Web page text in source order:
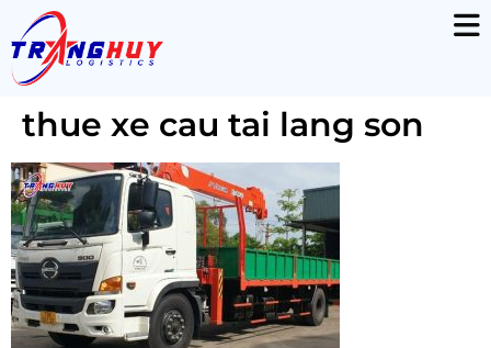
thue xe cau tai lang son